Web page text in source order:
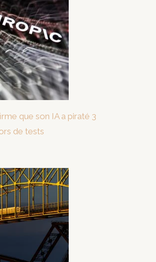
que son IA a piraté 3
de tests